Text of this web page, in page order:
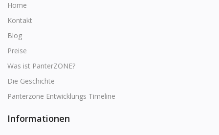
Home
Kontakt
Blog
Preise
Was ist PanterZONE?
Die Geschichte
Panterzone Entwicklungs Timeline
Informationen